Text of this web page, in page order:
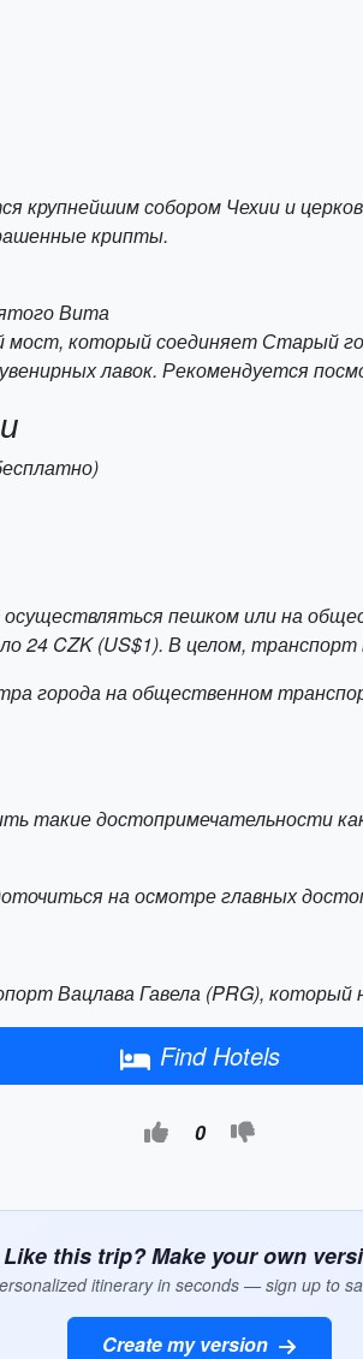
крупнейшим собором Чехии и
крипты.
Вита
мост, который соединяет Старый
лавок. Рекомендуется
пешком или на
CZK (US$1). В целом, транспорт
города на общественном
такие достопримечательности
на осмотре главных
Вацлава Гавела (PRG), который
Find Hotels
0
Like this trip? Make your own
itinerary in seconds — sign up to
Create my version